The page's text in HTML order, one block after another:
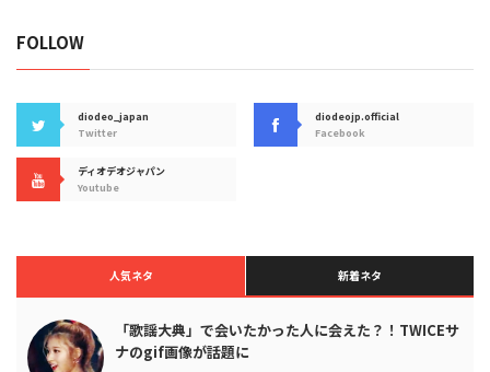
FOLLOW
diodeo_japan
Twitter
diodeojp.official
Facebook
ディオデオジャパン
Youtube
人気ネタ 新着ネタ
「歌謡大典」で会いたかった人に会えた？！TWICEサ
ナのgif画像が話題に